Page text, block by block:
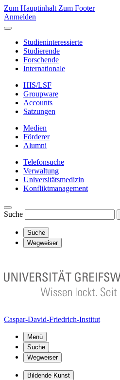
Zum Hauptinhalt Zum Footer
Anmelden
Studieninteressierte
Studierende
Forschende
Internationale
HIS/LSF
Groupware
Accounts
Satzungen
Medien
Förderer
Alumni
Telefonsuche
Verwaltung
Universitätsmedizin
Konfliktmanagement
Suche
Suche
Wegweiser
Caspar-David-Friedrich-Institut
Menü
Suche
Wegweiser
Bildende Kunst